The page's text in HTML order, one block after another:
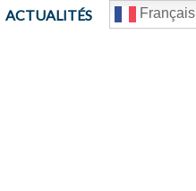
ACTUALITÉS CONTACT
Français